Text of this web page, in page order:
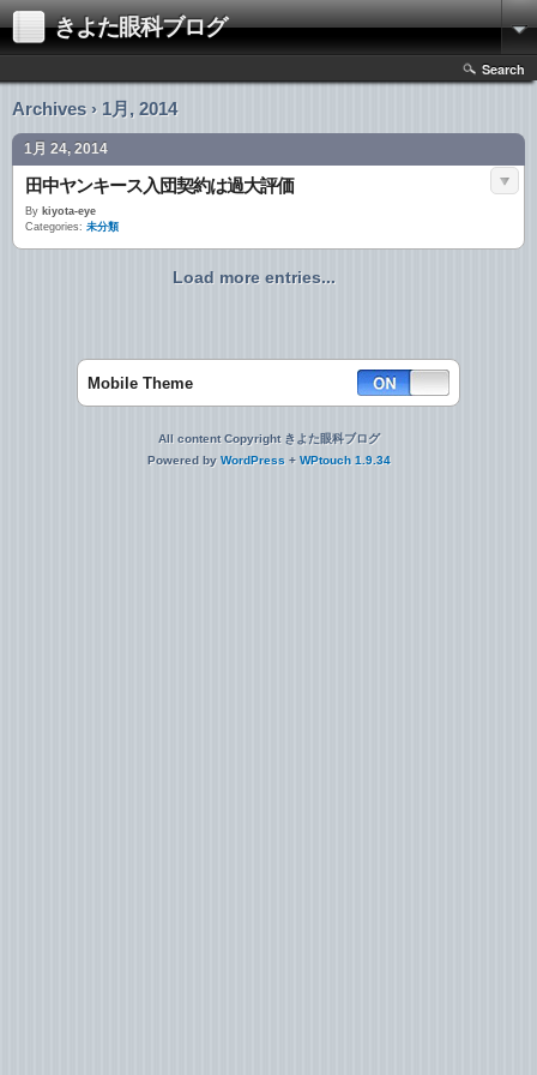
きよた眼科ブログ
Search
Archives › 1月, 2014
1月 24, 2014
田中ヤンキース入団契約は過大評価
By kiyota-eye
Categories: 未分類
Load more entries...
Mobile Theme
All content Copyright きよた眼科ブログ
Powered by WordPress + WPtouch 1.9.34